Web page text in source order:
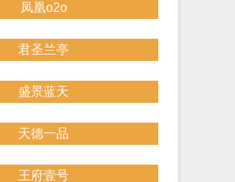
凤凰o2o
君圣兰亭
盛景蓝天
天德一品
王府壹号